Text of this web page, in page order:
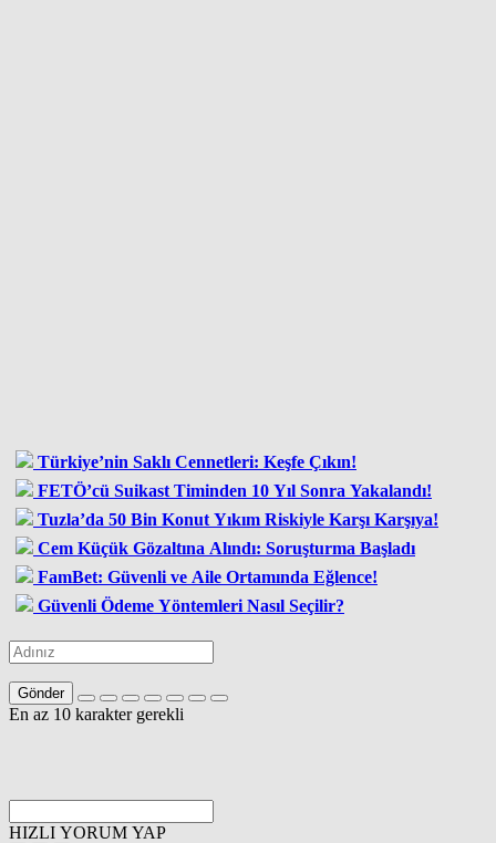
Türkiye’nin Saklı Cennetleri: Keşfe Çıkın!
FETÖ’cü Suikast Timinden 10 Yıl Sonra Yakalandı!
Tuzla’da 50 Bin Konut Yıkım Riskiyle Karşı Karşıya!
Cem Küçük Gözaltına Alındı: Soruşturma Başladı
FamBet: Güvenli ve Aile Ortamında Eğlence!
Güvenli Ödeme Yöntemleri Nasıl Seçilir?
Gönder
En az 10 karakter gerekli
HIZLI YORUM YAP